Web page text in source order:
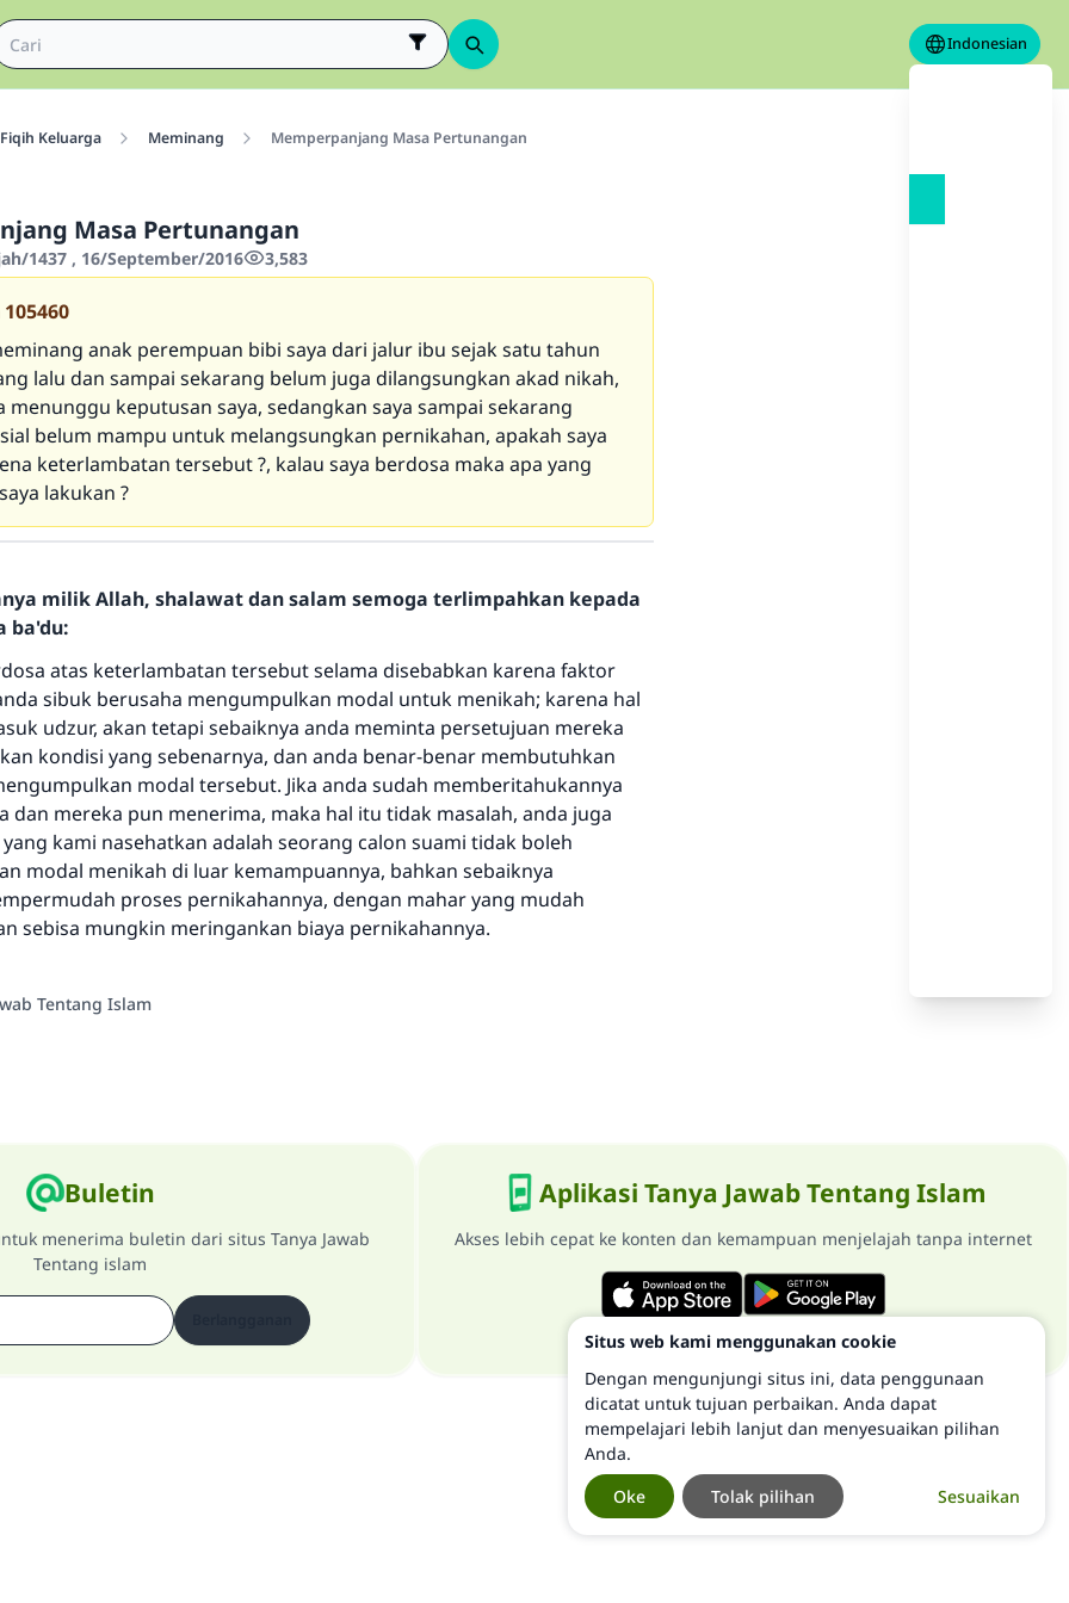
Indonesian
Fiqih Keluarga Meminang Memperpanjang Masa Pertunangan
Masa Pertunangan
1437 , 16/September/2016 3,583
105460
anak perempuan bibi saya dari jalur ibu sejak satu tahun
lalu dan sampai sekarang belum juga dilangsungkan akad nikah,
menunggu keputusan saya, sedangkan saya sampai sekarang
belum mampu untuk melangsungkan pernikahan, apakah saya
keterlambatan tersebut ?, kalau saya berdosa maka apa yang
lakukan ?
milik Allah, shalawat dan salam semoga terlimpahkan kepada
ba'du:
atas keterlambatan tersebut selama disebabkan karena faktor
sibuk berusaha mengumpulkan modal untuk menikah; karena hal
udzur, akan tetapi sebaiknya anda meminta persetujuan mereka
kondisi yang sebenarnya, dan anda benar-benar membutuhkan
modal tersebut. Jika anda sudah memberitahukannya
dan mereka pun menerima, maka hal itu tidak masalah, anda juga
yang kami nasehatkan adalah seorang calon suami tidak boleh
modal menikah di luar kemampuannya, bahkan sebaiknya
proses pernikahannya, dengan mahar yang mudah
sebisa mungkin meringankan biaya pernikahannya.
Tentang Islam
Buletin
menerima buletin dari situs Tanya Jawab
Tentang islam
Aplikasi Tanya Jawab Tentang Islam
Akses lebih cepat ke konten dan kemampuan menjelajah tanpa internet
Jawaban no. 110845 menyelamatkan
Bantu kami dalam memberikan jawaban untuk umat
Rasulullah ﷺ bersabda
"Siapa yang menunjukkan suatu kebaikan, meka dia akan
mendapatkan pahala yang sama dengan orang yang
melakukannya"
MUSLIM, 1893
Situs web kami menggunakan cookie
Dengan mengunjungi situs ini, data penggunaan
dicatat untuk tujuan perbaikan. Anda dapat
mempelajari lebih lanjut dan menyesuaikan pilihan
Anda.
Sesuaikan
Tolak pilihan
Oke